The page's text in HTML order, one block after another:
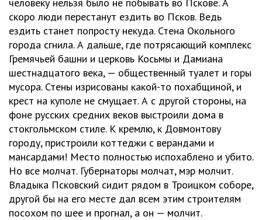
скоро люди перестанут ездить во Псков. Ведь
ездить станет попросту некуда. Стена Окольного
города сгнила. А дальше, где потрясающий комплекс
Гремячьей башни и церковь Косьмы и Дамиана
шестнадцатого века, — общественный туалет и горы
мусора. Стены изрисованы какой-то похабщиной, и
крест на куполе не смущает. А с другой стороны, на
фоне русских средних веков выстроили дома в
стокгольмском стиле. К кремлю, к Довмонтову
городу, пристроили коттеджи с верандами и
мансардами! Место полностью испохаблено и убито.
Но все молчат. Губернаторы молчат, мэр молчит.
Владыка Псковский сидит рядом в Троицком соборе,
другой бы на его месте дал всем этим строителям
посохом по шее и прогнал, а он — молчит.